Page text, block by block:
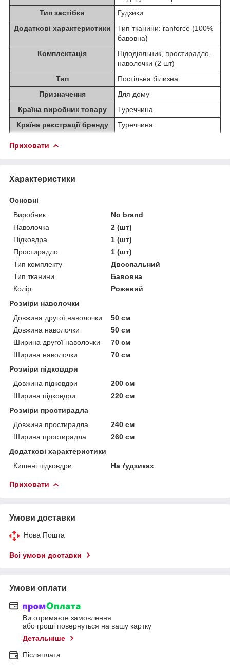
Тип застібки
Гудзики
Додаткові характеристики
Тип тканини: ranforce (100%
бавовна)
Комплектація
Підодіяльник, простирадло,
наволочки (2 шт)
Тип
Постільна білизна
Призначення
Для дому
Країна виробник товару
Туреччина
Країна реєстрації бренду
Туреччина
Приховати
Характеристики
Основні
Виробник
No brand
Наволочка
2 (шт)
Підковдра
1 (шт)
Простирадло
1 (шт)
Тип комплекту
Двоспальний
Тип тканини
Бавовна
Колір
Рожевий
Розміри наволочки
Довжина другої наволочки
50 см
Довжина наволочки
50 см
Ширина другої наволочки
70 см
Ширина наволочки
70 см
Розміри підковдри
Довжина підковдри
200 см
Ширина підковдри
220 см
Розміри простирадла
Довжина простирадла
240 см
Ширина простирадла
260 см
Додаткові характеристики
Кишені підковдри
На ґудзиках
Приховати
Умови доставки
Нова Пошта
Всі умови доставки
Умови оплати
Ви отримаєте замовлення
або гроші повернуться на вашу картку
Детальніше
Післяплата